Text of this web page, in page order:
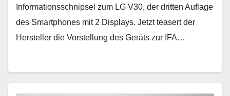
Informationsschnipsel zum LG V30, der dritten Auflage
des Smartphones mit 2 Displays. Jetzt teasert der
Hersteller die Vorstellung des Geräts zur IFA…